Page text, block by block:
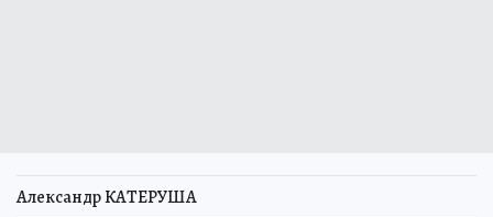
Александр КАТЕРУША